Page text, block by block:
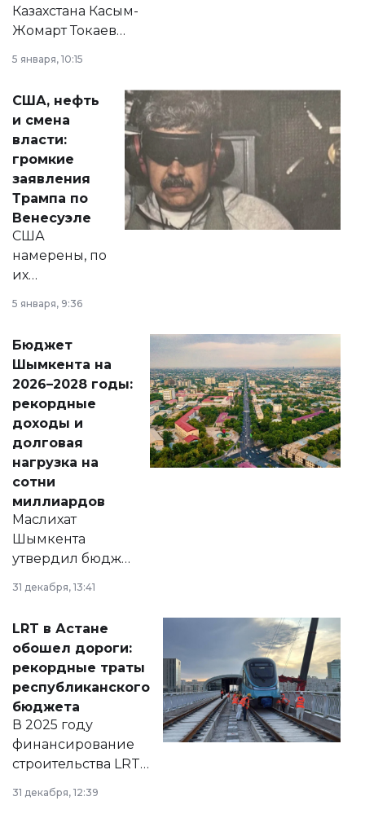
Казахстана Касым-
Жомарт Токаев
сразу несколько
актуальных тем —
от слухов о
политических
реформах до
вопросов армии,
экономики и
личного здоровья.
5 января, 10:15
США, нефть
и смена
власти:
громкие
заявления
Трампа по
Венесуэле
США
намерены, по
их
принести
народу
Венесуэлы.
5 января, 9:36
Бюджет
Шымкента на
2026–2028 годы:
рекордные
доходы и
долговая
нагрузка на
сотни
миллиардов
Маслихат
Шымкента
утвердил бюджет
города на 2026–
2028 годы.
документ
появился в базе
нормативных
правовых актов и
на сайте маслихат
города.
31 декабря, 13:41
LRT в Астане
обошел дороги:
рекордные траты
республиканского
бюджета
В 2025 году
финансирование
строительства LRT
в Астане из
республиканского
31 декабря, 12:39